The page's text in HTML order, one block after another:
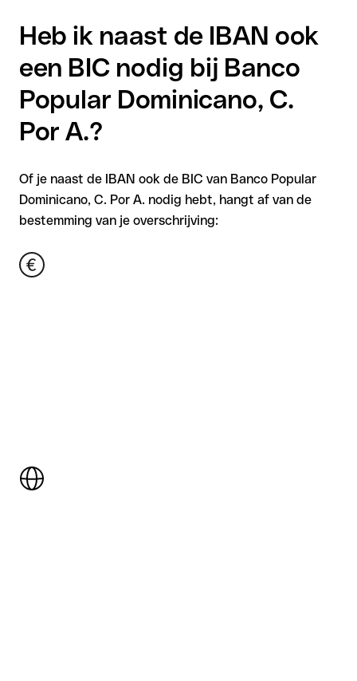
Heb ik naast de IBAN ook
een BIC nodig bij Banco
Popular Dominicano, C.
Por A.?
Of je naast de IBAN ook de BIC van Banco Popular
Dominicano, C. Por A. nodig hebt, hangt af van de
bestemming van je overschrijving: